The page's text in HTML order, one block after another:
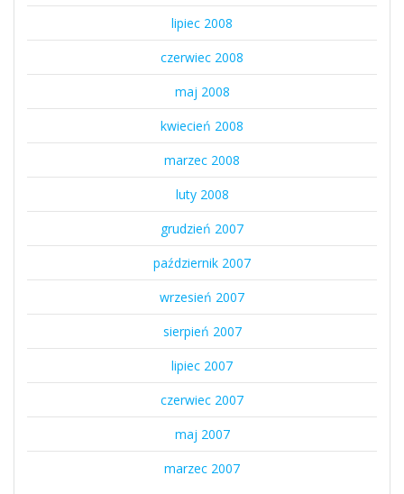
lipiec 2008
czerwiec 2008
maj 2008
kwiecień 2008
marzec 2008
luty 2008
grudzień 2007
październik 2007
wrzesień 2007
sierpień 2007
lipiec 2007
czerwiec 2007
maj 2007
marzec 2007